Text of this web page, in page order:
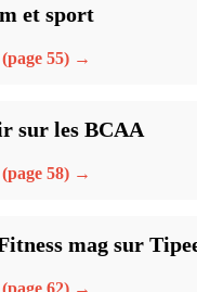
et sport
55) →
sur les BCAA
58) →
mag sur
62) →